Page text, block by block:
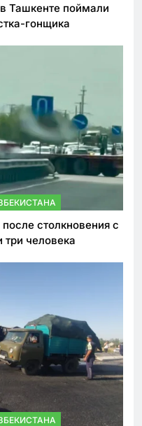
Ташкенте поймали
гонщика
столкновения с
три человека